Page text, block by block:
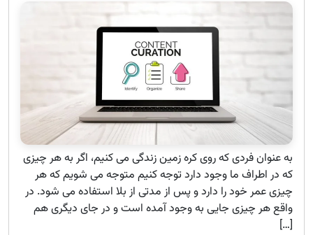
به عنوان فردی که روی کره زمین زندگی می کنیم، اگر به هر چیزی
که در اطراف ما وجود دارد توجه کنیم متوجه می شویم که هر
چیزی عمر خود را دارد و پس از مدتی از بلا استفاده می شود. در
واقع هر چیزی جایی به وجود آمده است و در جای دیگری هم
[…]